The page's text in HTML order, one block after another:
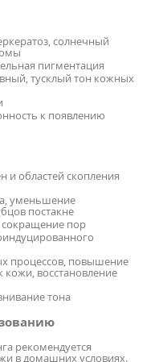
солнечный
пигментация
тусклый тон кожных
к появлению
и областей скопления
уменьшение
постакне
пор
процессов, повышение
кожи, восстановление
тона
рекомендуется
в домашних условиях.